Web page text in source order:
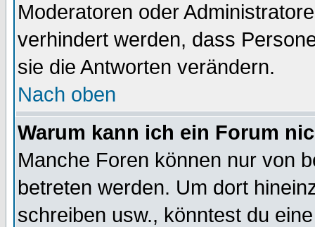
Moderatoren oder
verhindert werden, dass
sie die Antworten verändern.
Nach oben
Warum kann ich ein Forum
Manche Foren können nur von
betreten werden. Um dort
schreiben usw., könntest du